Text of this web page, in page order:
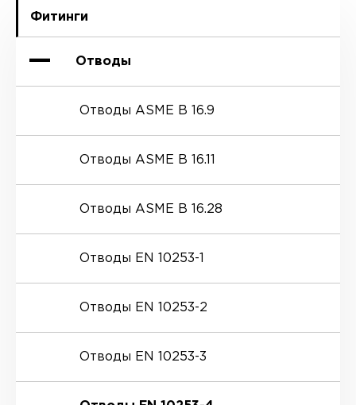
Фитинги
Отводы
Отводы ASME B 16.9
Отводы ASME B 16.11
Отводы ASME B 16.28
Отводы EN 10253-1
Отводы EN 10253-2
Отводы EN 10253-3